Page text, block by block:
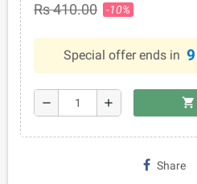
Rs 410.00 -10%
Special offer ends in 9
remove add shopping_cart
Share